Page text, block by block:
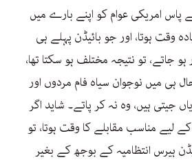
امریکی عوام کو اپنے بارے میں
وقت ہوتا، اور جو بائیڈن پہلے ہی
جاتے، تو نتیجہ مختلف ہو سکتا تھا،
ہی میں نوجوان سیاہ فام مردوں اور
جیتی ہیں، وہ نہ کر پاتے۔ شاید اگر
لیے مناسب مقابلے کا وقت ہوتا، تو
ہیرس انتظامیہ کے بوجھ کے بغیر